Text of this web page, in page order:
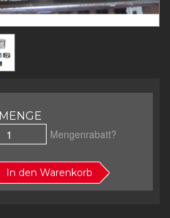
MENGE
Mengenrabatt?
In den Warenkorb